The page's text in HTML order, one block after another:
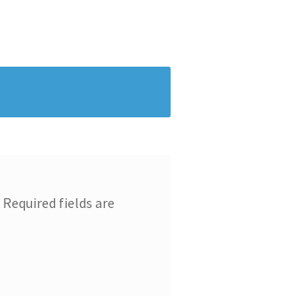
Required fields are